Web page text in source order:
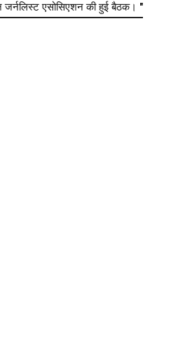
जर्नलिस्ट एसोसिएशन की हुई बैठक। "